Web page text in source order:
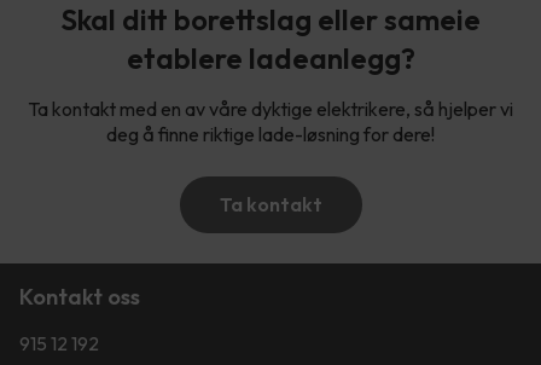
Skal ditt borettslag eller sameie
etablere ladeanlegg?
Ta kontakt med en av våre dyktige elektrikere, så hjelper vi
deg å finne riktige lade-løsning for dere!
Ta kontakt
Kontakt oss
915 12 192